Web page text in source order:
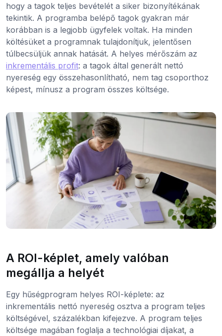
hogy a tagok teljes bevételét a siker bizonyítékának
tekintik. A programba belépő tagok gyakran már
korábban is a legjobb ügyfelek voltak. Ha minden
költésüket a programnak tulajdonítjuk, jelentősen
túlbecsüljük annak hatását. A helyes mérőszám az
inkrementális profit: a tagok által generált nettó
nyereség egy összehasonlítható, nem tag csoporthoz
képest, mínusz a program összes költsége.
A ROI-képlet, amely valóban
megállja a helyét
Egy hűségprogram helyes ROI-képlete: az
inkrementális nettó nyereség osztva a program teljes
költségével, százalékban kifejezve. A program teljes
költsége magában foglalja a technológiai díjakat, a